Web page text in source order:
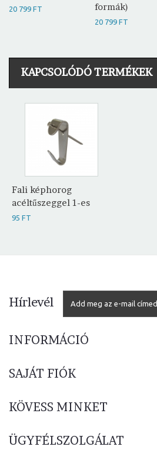
20 799 FT
formák)
20 799 FT
KAPCSOLÓDÓ TERMÉKEK
Fali képhorog
acéltűszeggel 1-es
95 FT
Hírlevél
INFORMÁCIÓ
SAJÁT FIÓK
KÖVESS MINKET
ÜGYFÉLSZOLGÁLAT